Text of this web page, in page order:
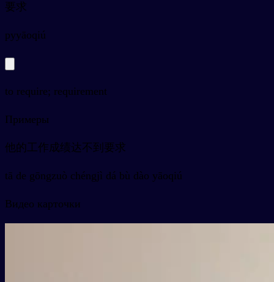
要求
pyyāoqiú
to require; requirement
Примеры
他的工作成绩达不到要求
tā de gōngzuò chéngjì dá bù dào yāoqiú
Видео карточки